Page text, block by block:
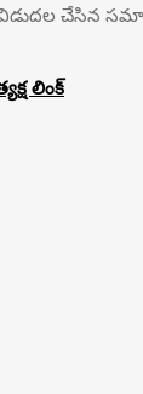
చేసిన
లింక్